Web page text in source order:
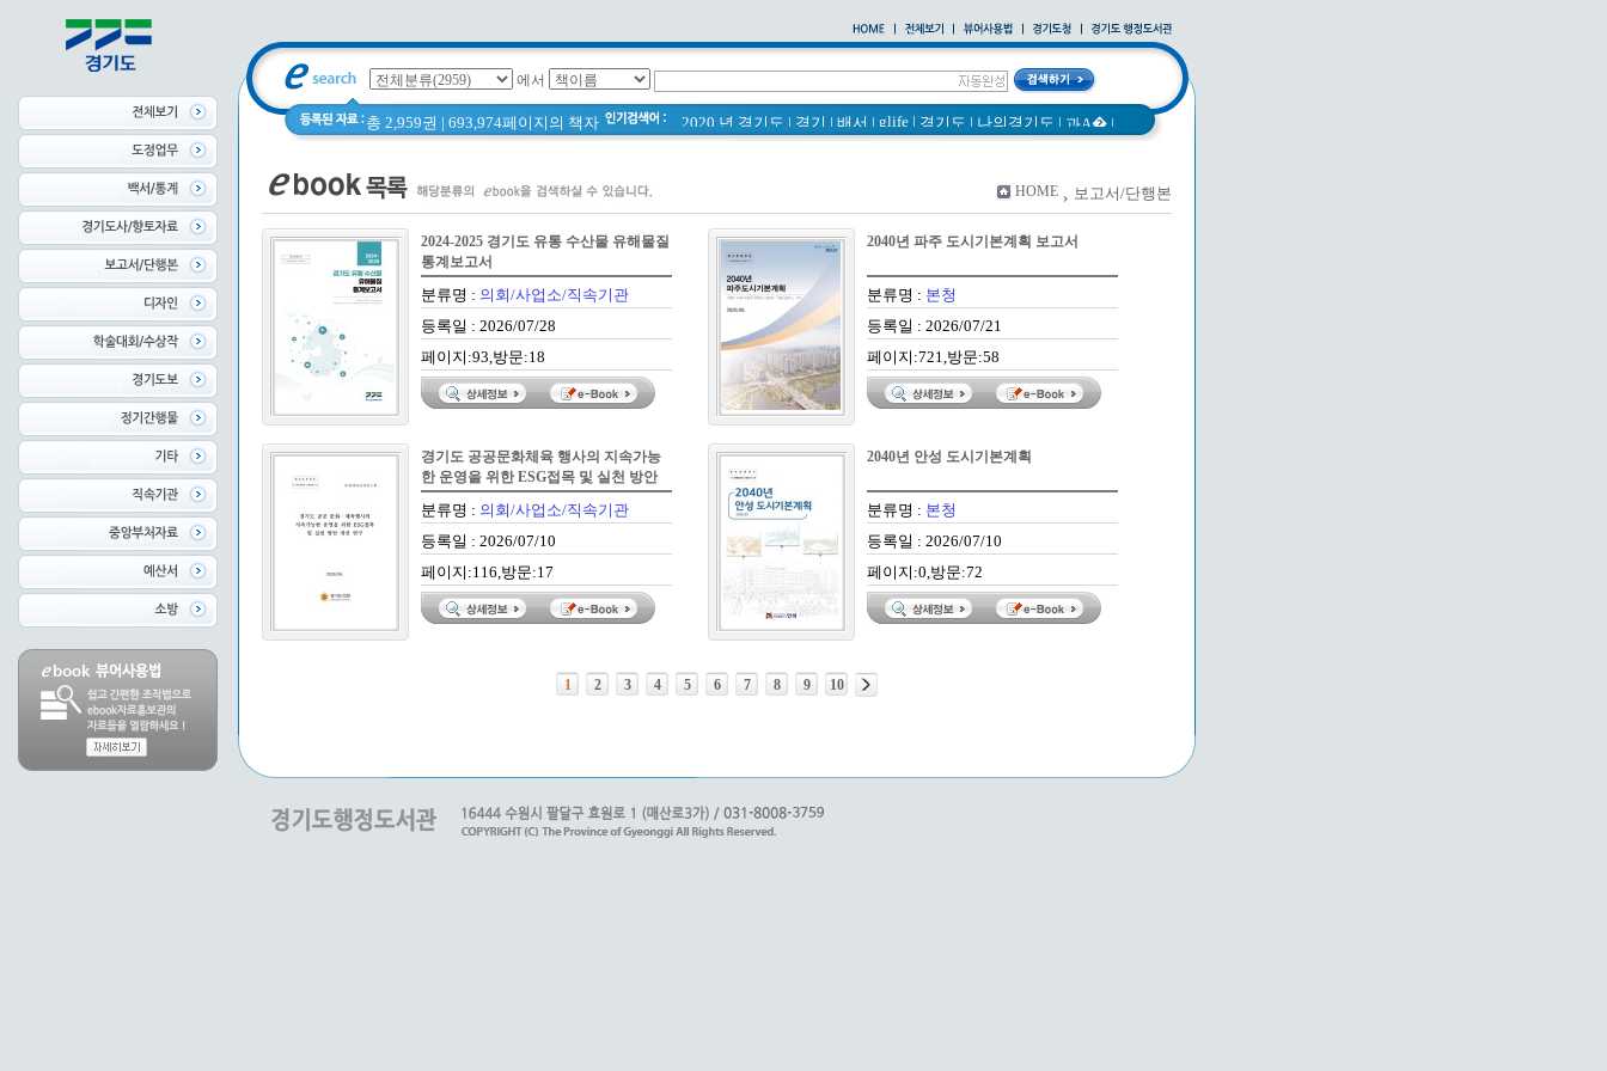
에서
총 2,959권 | 693,974페이지의 책자 2020 년 경기도 | 경기 | 배서 | glife | 경기도 | 나의경기도 | 과A� |
2021 경기도 공동주택 품질점검 사례집|경기도 바로알기|
공동주택|국토의 계획 및 이용에 관한 법률_질의 회신 사례집
의회소식 81호
2020|다문화가족 소식지
HOME 보고서/단행본
2024-2025 경기도 유통 수산물 유해물질
통계보고서
분류명 : 의회/사업소/직속기관
등록일 : 2026/07/28
페이지:93,방문:18
2040년 파주 도시기본계획 보고서
분류명 : 본청
등록일 : 2026/07/21
페이지:721,방문:58
경기도 공공문화체육 행사의 지속가능
한 운영을 위한 ESG접목 및 실천 방안
개선 연구
분류명 : 의회/사업소/직속기관
등록일 : 2026/07/10
페이지:116,방문:17
2040년 안성 도시기본계획
분류명 : 본청
등록일 : 2026/07/10
페이지:0,방문:72
1 2 3 4 5 6 7 8 9 10